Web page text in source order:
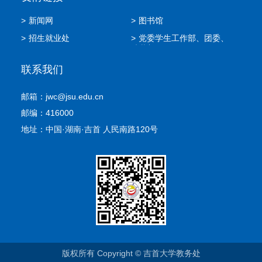
> 新闻网 > 图书馆
> 招生就业处 > 党委学生工作部、团委、
武装部
联系我们
邮箱：jwc@jsu.edu.cn
邮编：416000
地址：中国·湖南·吉首 人民南路120号
版权所有 Copyright © 吉首大学教务处